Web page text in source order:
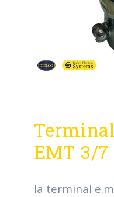
EMT 3/7
la terminal